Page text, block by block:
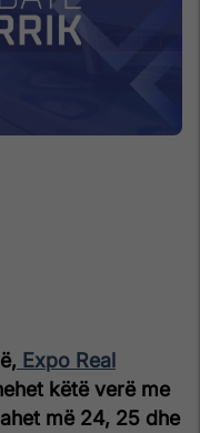
Expo Real
këtë verë me
më 24, 25 dhe